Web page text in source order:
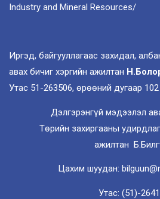
Industry and Mineral Resources/
Иргэд, байгууллагаас захидал,
авах бичиг хэргийн ажилтан
Утас 51-263506, өрөөний дугаар
Дэлгэрэнгүй мэдээлэл
Төрийн захиргааны
ажилтан
Цахим шуудан:
Утас: (51)-